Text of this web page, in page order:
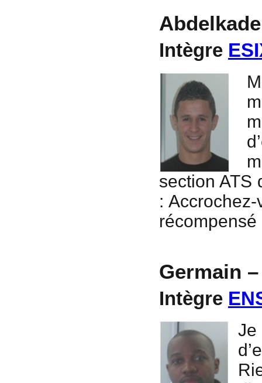
Intègre
section ATS
:
Germain
Intègre